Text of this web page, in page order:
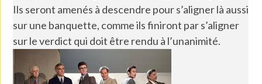
Ils seront amenés à descendre pour s’aligner là aussi
sur une banquette, comme ils finiront par s’aligner
sur le verdict qui doit être rendu à l’unanimité.